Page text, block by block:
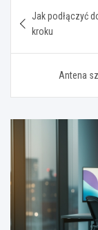
wpisu
Jak podłączyć
kroku
Antena